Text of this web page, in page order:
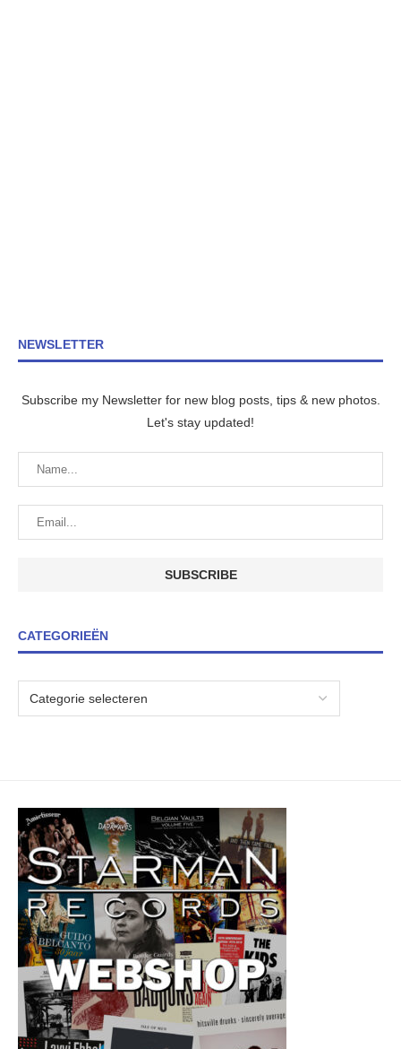
NEWSLETTER
Subscribe my Newsletter for new blog posts, tips & new photos.
Let's stay updated!
CATEGORIEËN